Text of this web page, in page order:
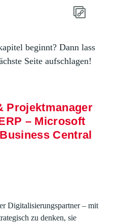
beginnt? Dann lass
Seite aufschlagen!
Projektmanager
– Microsoft
Central
Digitalisierungspartner – mit
zu denken, sie